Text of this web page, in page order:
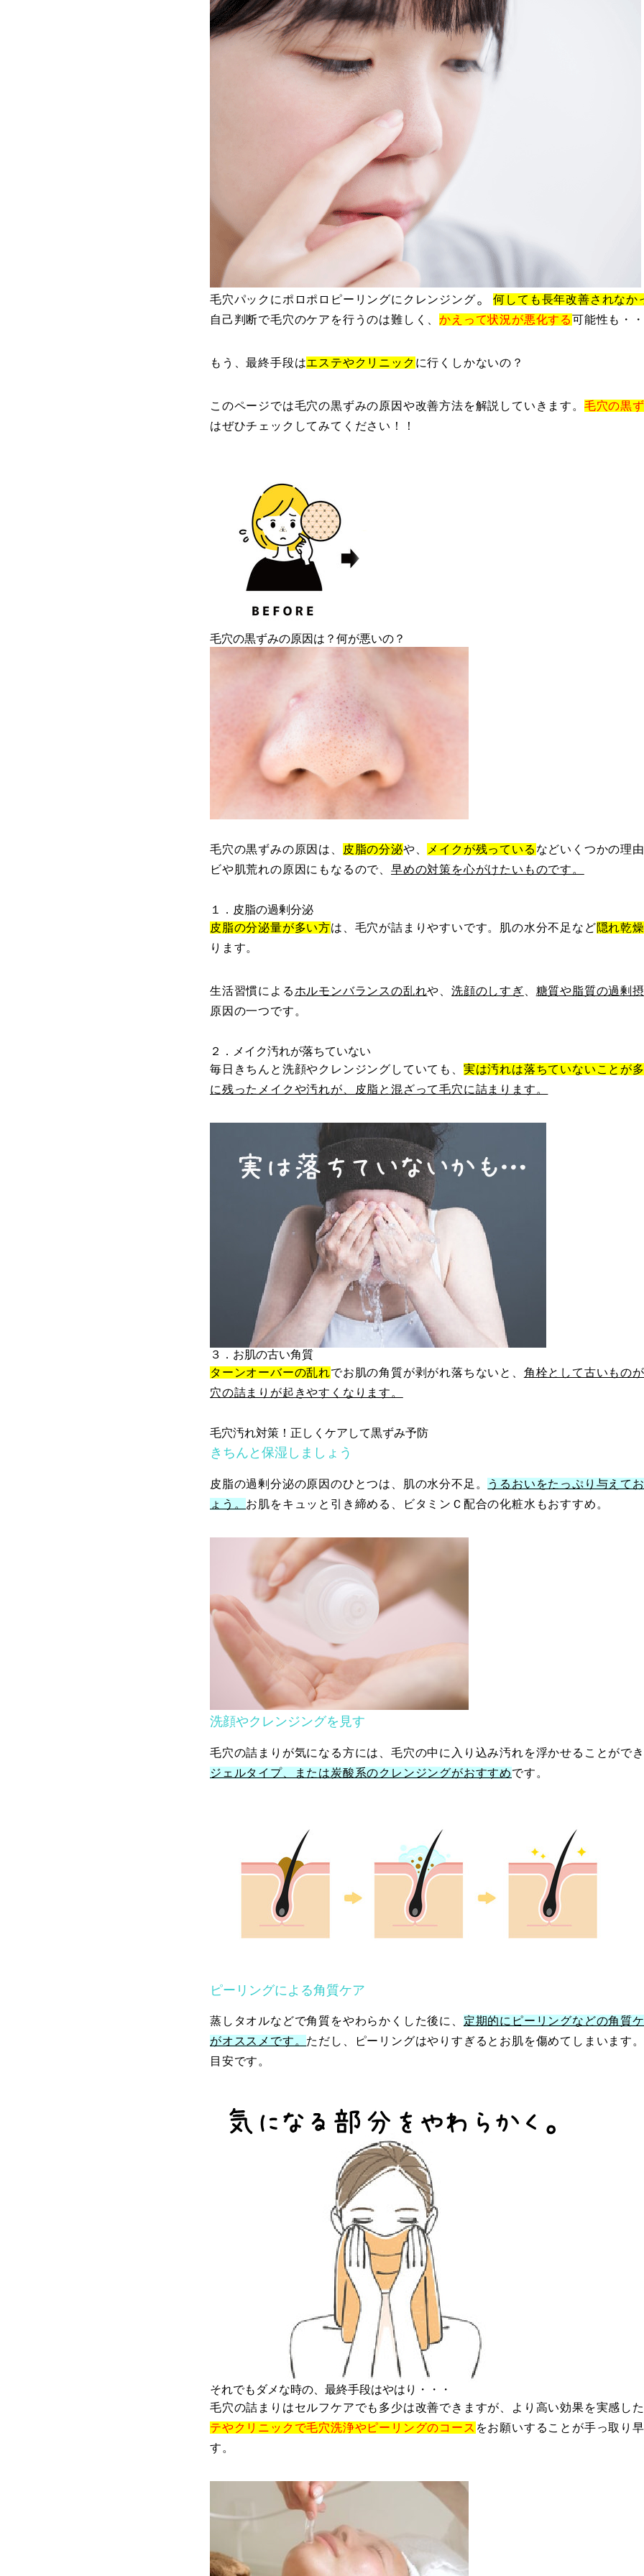
毛穴パックにポロポロピーリングにクレンジング。何しても長年改善されなか
自己判断で毛穴のケアを行うのは難しく、かえって状況が悪化する可能性も・・
もう、最終手段はエステやクリニック に行くしかないの？
このページでは毛穴の黒ずみの原因や改善方法を解説していきます。 毛穴の黒
はぜひチェックしてみてください！！
毛穴の黒ずみの原因は？何が悪いの？
毛穴の黒ずみの原因は、 皮脂の分泌や、 メイクが残っている などいくつかの理
ビや肌荒れの原因にもなるので、 早めの対策を心がけたいものです。
１．皮脂の過剰分泌
皮脂の分泌量が多い方は、毛穴が詰まりやすいです。肌の水分不足など隠れ乾
ります。
生活習慣による ホルモンバランスの乱れや、洗顔のしすぎ 糖質や脂質の過剰
原因の一つです。
２．メイク汚れが落ちていない
毎日きちんと洗顔やクレンジングしていても、 実は汚れは落ちていないことが
に残ったメイクや汚れが、皮脂と混ざって毛穴に詰まります。
３．お肌の古い角質
ターンオーバーの乱れでお肌の角質が剥がれ落ちないと、 角栓として古いもの
穴の詰まりが起きやすくなります。
毛穴汚れ対策！正しくケアして黒ずみ予防
きちんと保湿しましょう
皮脂の過剰分泌の原因のひとつは、肌の水分不足。
うるおいをたっぷり与えて
ょう。 お肌をキュッと引き締める、ビタミンＣ配合の化粧水もおすすめ。
洗顔やクレンジングを見す
毛穴の詰まりが気になる方には、毛穴の中に入り込み汚れを浮かせることがで
ジェルタイプ、または炭酸系のクレンジングがおすすめです。
ピーリングによる角質ケア
蒸しタオルなどで角質をやわらかくした後に、 定期的にピーリングなどの角質
がオススメです。 ただし、ピーリングはやりすぎるとお肌を傷めてしまいます
目安です。
それでもダメな時の、最終手段はやはり・・・
毛穴の詰まりはセルフケアでも多少は改善できますが、より高い効果を実感し
テやクリニックで毛穴洗浄やピーリングのコース をお願いすることが手っ取り
す。